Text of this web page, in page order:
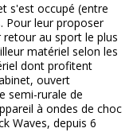
s'est occupé (entre
Pour leur proposer
au sport le plus
matériel selon les
dont profitent
ouvert
semi-rurale de
à ondes de choc
Waves, depuis 6